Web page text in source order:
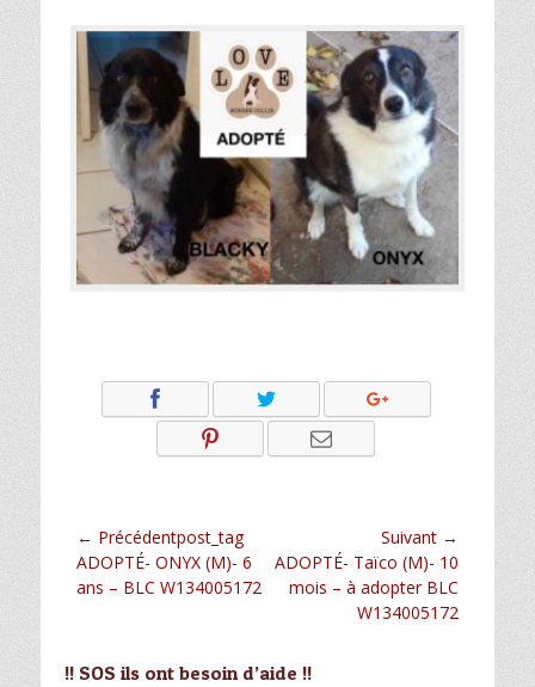
Navigation
de
l’article
← Précédentpost_tag
Article
précédent :
ADOPTÉ- ONYX (M)- 6
ans – BLC W134005172
Suivant →
Article
suivant :
ADOPTÉ- Taïco (M)- 10
mois – à adopter BLC
W134005172
!! SOS ils ont besoin d’aide !!